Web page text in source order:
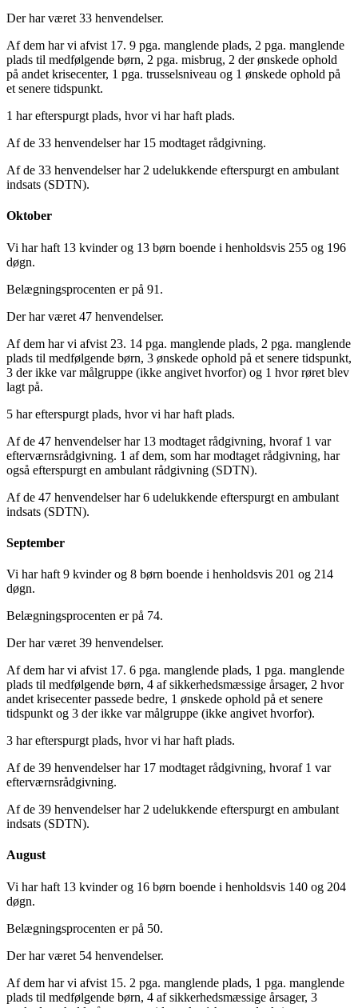
Der har været 33 henvendelser.
Af dem har vi afvist 17. 9 pga. manglende plads, 2 pga. manglende
plads til medfølgende børn, 2 pga. misbrug, 2 der ønskede ophold
på andet krisecenter, 1 pga. trusselsniveau og 1 ønskede ophold på
et senere tidspunkt.
1 har efterspurgt plads, hvor vi har haft plads.
Af de 33 henvendelser har 15 modtaget rådgivning.
Af de 33 henvendelser har 2 udelukkende efterspurgt en ambulant
indsats (SDTN).
Oktober
Vi har haft 13 kvinder og 13 børn boende i henholdsvis 255 og 196
døgn.
Belægningsprocenten er på 91.
Der har været 47 henvendelser.
Af dem har vi afvist 23. 14 pga. manglende plads, 2 pga. manglende
plads til medfølgende børn, 3 ønskede ophold på et senere tidspunkt,
3 der ikke var målgruppe (ikke angivet hvorfor) og 1 hvor røret blev
lagt på.
5 har efterspurgt plads, hvor vi har haft plads.
Af de 47 henvendelser har 13 modtaget rådgivning, hvoraf 1 var
efterværnsrådgivning. 1 af dem, som har modtaget rådgivning, har
også efterspurgt en ambulant rådgivning (SDTN).
Af de 47 henvendelser har 6 udelukkende efterspurgt en ambulant
indsats (SDTN).
September
Vi har haft 9 kvinder og 8 børn boende i henholdsvis 201 og 214
døgn.
Belægningsprocenten er på 74.
Der har været 39 henvendelser.
Af dem har vi afvist 17. 6 pga. manglende plads, 1 pga. manglende
plads til medfølgende børn, 4 af sikkerhedsmæssige årsager, 2 hvor
andet krisecenter passede bedre, 1 ønskede ophold på et senere
tidspunkt og 3 der ikke var målgruppe (ikke angivet hvorfor).
3 har efterspurgt plads, hvor vi har haft plads.
Af de 39 henvendelser har 17 modtaget rådgivning, hvoraf 1 var
efterværnsrådgivning.
Af de 39 henvendelser har 2 udelukkende efterspurgt en ambulant
indsats (SDTN).
August
Vi har haft 13 kvinder og 16 børn boende i henholdsvis 140 og 204
døgn.
Belægningsprocenten er på 50.
Der har været 54 henvendelser.
Af dem har vi afvist 15. 2 pga. manglende plads, 1 pga. manglende
plads til medfølgende børn, 4 af sikkerhedsmæssige årsager, 3